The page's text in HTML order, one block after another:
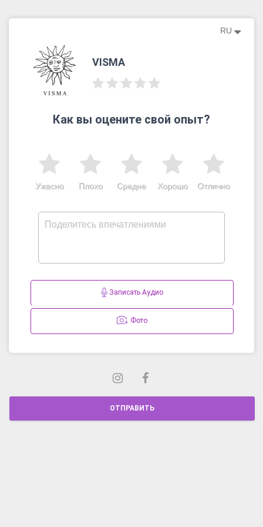
RU
VISMA
Как вы оцените свой опыт?
Отлично
Хорошо
Средне
Плохо
Ужасно
Записать Аудио
Фото
ОТПРАВИТЬ